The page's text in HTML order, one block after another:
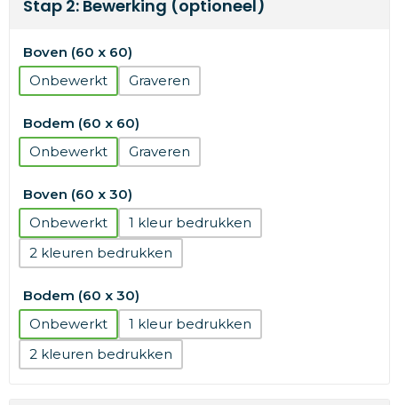
Stap 2: Bewerking (optioneel)
Boven (60 x 60)
Onbewerkt
Graveren
Bodem (60 x 60)
Onbewerkt
Graveren
Boven (60 x 30)
Onbewerkt
1
2
Bodem (60 x 30)
Onbewerkt
1
2